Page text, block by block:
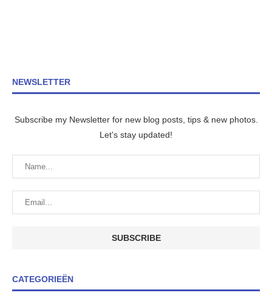
NEWSLETTER
Subscribe my Newsletter for new blog posts, tips & new photos.
Let's stay updated!
CATEGORIEËN